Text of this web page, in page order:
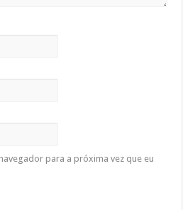
para a próxima vez que eu